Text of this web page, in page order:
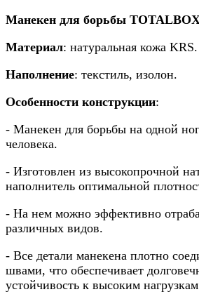
Манекен для борьбы TOTALBOX
Материал: натуральная кожа KRS.
Наполнение: текстиль, изолон.
Особенности конструкции:
- Манекен для борьбы на одной
человека.
- Изготовлен из высокопрочной
наполнитель оптимальной
- На нем можно эффективно
различных видов.
- Все детали манекена плотно
швами, что обеспечивает
устойчивость к высоким